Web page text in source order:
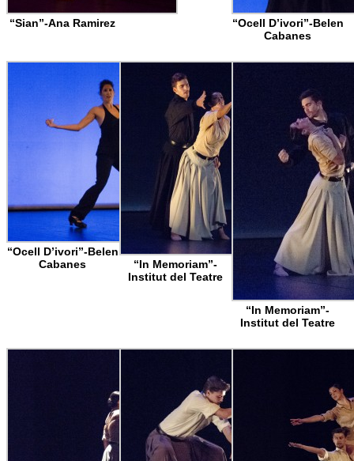
“Sian”-Ana Ramirez
“Ocell D’ivori”-Belen
Cabanes
“Ocell D’ivori”-Belen
Cabanes
“In Memoriam”-
Institut del Teatre
“In Memoriam”-
Institut del Teatre